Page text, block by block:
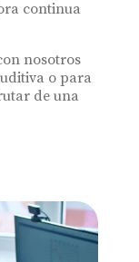
continua
nosotros
o para
de una